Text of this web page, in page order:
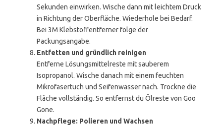
Sekunden einwirken. Wische dann mit leichtem Druck
in Richtung der Oberfläche. Wiederhole bei Bedarf.
Bei 3M Klebstoffentferner folge der
Packungsangabe.
Entfetten und gründlich reinigen
Entferne Lösungsmittelreste mit sauberem
Isopropanol. Wische danach mit einem feuchten
Mikrofasertuch und Seifenwasser nach. Trockne die
Fläche vollständig. So entfernst du Ölreste von Goo
Gone.
Nachpflege: Polieren und Wachsen